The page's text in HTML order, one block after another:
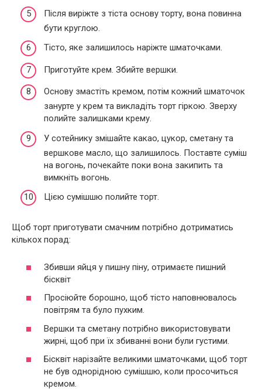
Після виріжте з тіста основу торту, вона повинна
бути круглою.
Тісто, яке залишилось наріжте шматочками.
Приготуйте крем. Збийте вершки.
Основу змастіть кремом, потім кожний шматочок
занурте у крем та викладіть торт гіркою. Зверху
полийте залишками крему.
У сотейнику змішайте какао, цукор, сметану та
вершкове масло, що залишилось. Поставте суміш
на вогонь, почекайте поки вона закипить та
вимкніть вогонь.
Цією сумішшю полийте торт.
Щоб торт приготувати смачним потрібно дотриматись
кількох порад:
Збивши яйця у пишну піну, отримаєте пишний
бісквіт
Просіюйте борошно, щоб тісто наповнювалось
повітрям та було пухким.
Вершки та сметану потрібно використовувати
жирні, щоб при їх збиванні вони були густими.
Бісквіт нарізайте великими шматочками, щоб торт
не був однорідною сумішшю, коли просочиться
кремом.